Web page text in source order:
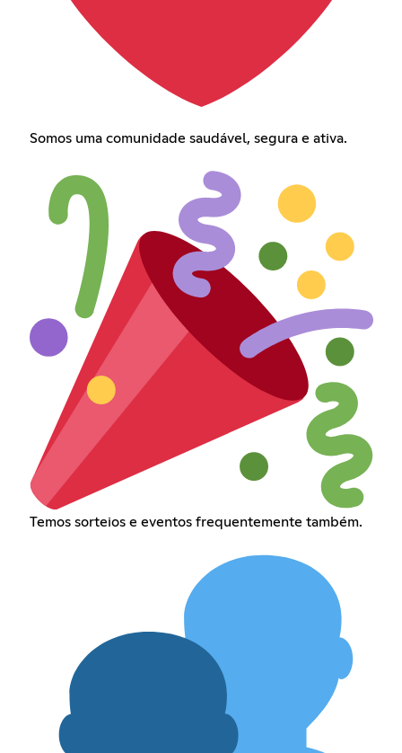
Somos uma comunidade saudável, segura e ativa.
Temos sorteios e eventos frequentemente também.